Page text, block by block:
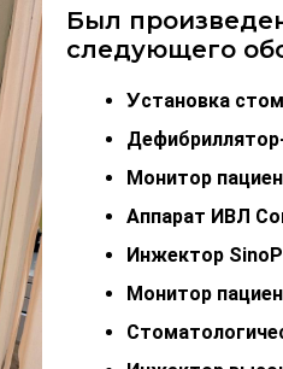
Был
следующего
Установка
Монитор
Аппарат ИВЛ
Инжектор
Монитор